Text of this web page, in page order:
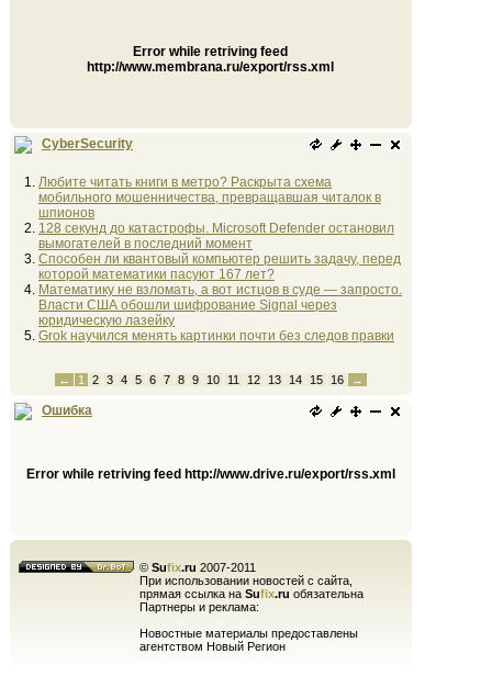
Error while retriving feed
http://www.membrana.ru/export/rss.xml
CyberSecurity
Любите читать книги в метро? Раскрыта схема
мобильного мошенничества, превращавшая читалок в
шпионов
128 секунд до катастрофы. Microsoft Defender остановил
вымогателей в последний момент
Способен ли квантовый компьютер решить задачу, перед
которой математики пасуют 167 лет?
Математику не взломать, а вот истцов в суде — запросто.
Власти США обошли шифрование Signal через
юридическую лазейку
Grok научился менять картинки почти без следов правки
← 1 2 3 4 5 6 7 8 9 10 11 12 13 14 15 16 →
Ошибка
Error while retriving feed http://www.drive.ru/export/rss.xml
© Sufix.ru 2007-2011
При использовании новостей с сайта,
прямая ссылка на Sufix.ru обязательна
Партнеры и реклама:
Новостные материалы предоставлены
агентством Новый Регион